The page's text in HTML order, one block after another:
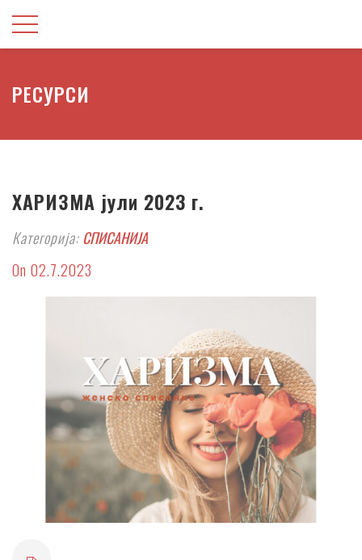
РЕСУРСИ
ХАРИЗМА јули 2023 г.
Категорија: СПИСАНИЈА
On 02.7.2023